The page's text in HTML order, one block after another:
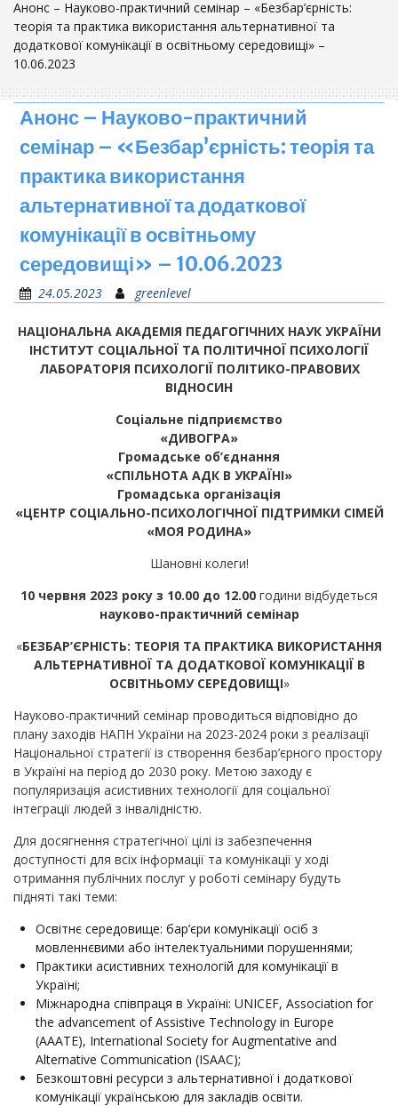
Анонс – Науково-практичний семінар – «Безбар’єрність:
теорія та практика використання альтернативної та
додаткової комунікації в освітньому середовищі» –
10.06.2023
Анонс – Науково-практичний
семінар – «Безбар’єрність: теорія та
практика використання
альтернативної та додаткової
комунікації в освітньому
середовищі» – 10.06.2023
24.05.2023 greenlevel
НАЦІОНАЛЬНА АКАДЕМІЯ ПЕДАГОГІЧНИХ НАУК УКРАЇНИ
ІНСТИТУТ СОЦІАЛЬНОЇ ТА ПОЛІТИЧНОЇ ПСИХОЛОГІЇ
ЛАБОРАТОРІЯ ПСИХОЛОГІЇ ПОЛІТИКО-ПРАВОВИХ
ВІДНОСИН
Соціальне підприємство
«ДИВОГРА»
Громадське об’єднання
«СПІЛЬНОТА АДК В УКРАЇНІ»
Громадська організація
«ЦЕНТР СОЦІАЛЬНО-ПСИХОЛОГІЧНОЇ ПІДТРИМКИ СІМЕЙ
«МОЯ РОДИНА»
Шановні колеги!
10 червня 2023 року з 10.00 до 12.00 години відбудеться
науково-практичний семінар
«БЕЗБАР’ЄРНІСТЬ: ТЕОРІЯ ТА ПРАКТИКА ВИКОРИСТАННЯ
АЛЬТЕРНАТИВНОЇ ТА ДОДАТКОВОЇ КОМУНІКАЦІЇ В
ОСВІТНЬОМУ СЕРЕДОВИЩІ»
Науково-практичний семінар проводиться відповідно до
плану заходів НАПН України на 2023-2024 роки з реалізації
Національної стратегії із створення безбар’єрного простору
в Україні на період до 2030 року. Метою заходу є
популяризація асистивних технології для соціальної
інтеграції людей з інвалідністю.
Для досягнення стратегічної цілі із забезпечення
доступності для всіх інформації та комунікації у ході
отримання публічних послуг у роботі семінару будуть
підняті такі теми:
Освітнє середовище: бар’єри комунікації осіб з
мовленнєвими або інтелектуальними порушеннями;
Практики асистивних технологій для комунікації в
Україні;
Міжнародна співпраця в Україні: UNICEF, Association for
the advancement of Assistive Technology in Europe
(AAATE), International Society for Augmentative and
Alternative Communication (ISAAC);
Безкоштовні ресурси з альтернативної і додаткової
комунікації українською для закладів освіти.